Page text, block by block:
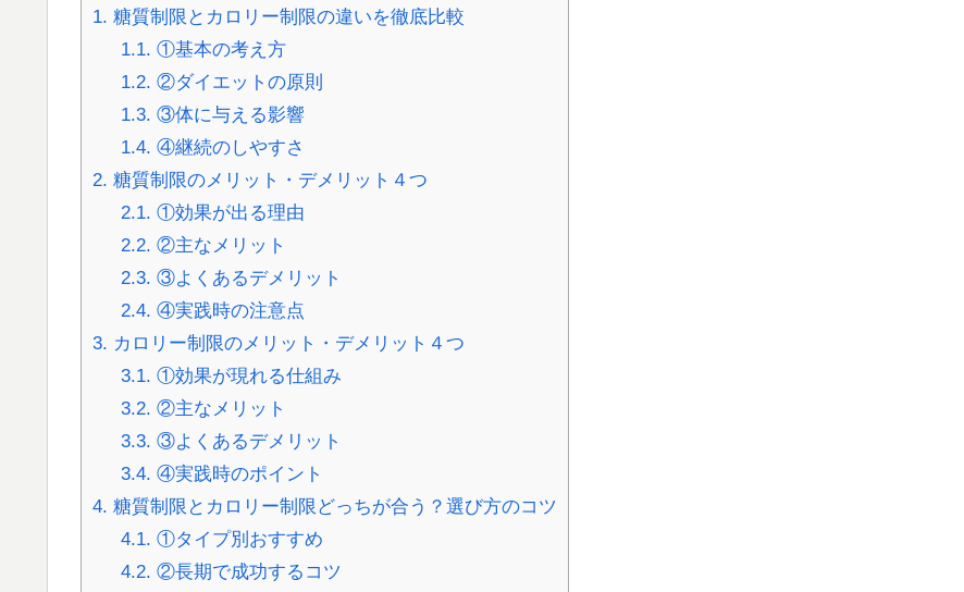
1. 糖質制限とカロリー制限の違いを徹底比較
1.1. ①基本の考え方
1.2. ②ダイエットの原則
1.3. ③体に与える影響
1.4. ④継続のしやすさ
2. 糖質制限のメリット・デメリット４つ
2.1. ①効果が出る理由
2.2. ②主なメリット
2.3. ③よくあるデメリット
2.4. ④実践時の注意点
3. カロリー制限のメリット・デメリット４つ
3.1. ①効果が現れる仕組み
3.2. ②主なメリット
3.3. ③よくあるデメリット
3.4. ④実践時のポイント
4. 糖質制限とカロリー制限どっちが合う？選び方のコツ
4.1. ①タイプ別おすすめ
4.2. ②長期で成功するコツ